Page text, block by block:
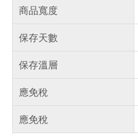
商品寬度
保存天數
保存溫層
應免稅
應免稅